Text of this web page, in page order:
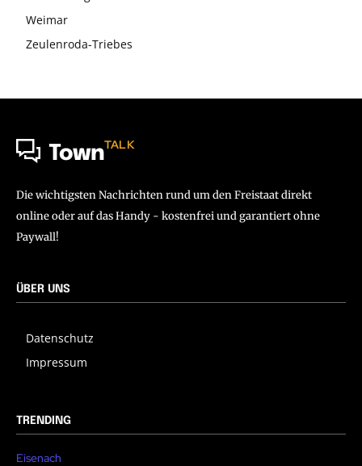
Weimar
Zeulenroda-Triebes
TownTALK
Die wichtigsten Nachrichten rund um den Freistaat direkt
online oder auf das Handy - kostenfrei und garantiert ohne
Paywall!
ÜBER UNS
Datenschutz
Impressum
TRENDING
Eisenach